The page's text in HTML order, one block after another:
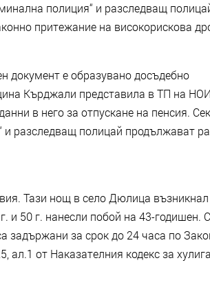
полиция“ и разследващ
притежание на високорискова
документ е образувано досъдебно
Кърджали представила в ТП на
в него за отпускане на пенсия.
и разследващ полицай продължават
Тази нощ в село Дюлица
50 г. нанесли побой на 43-годишен.
задържани за срок до 24 часа по
от Наказателния кодекс за